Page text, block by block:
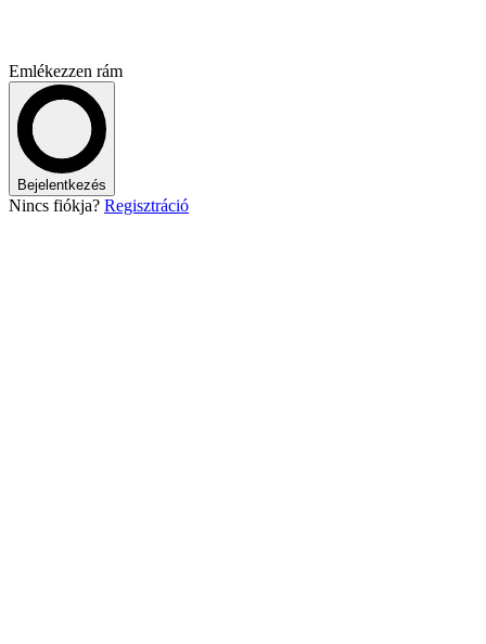
Emlékezzen rám
Bejelentkezés
Nincs fiókja? Regisztráció